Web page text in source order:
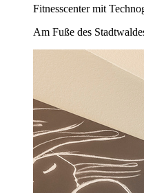
Fitnesscenter mit
Am Fuße des